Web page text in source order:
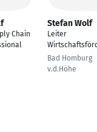
Chain
Stefan Wolf
Leiter
Bad Homburg
v.d.Höhe